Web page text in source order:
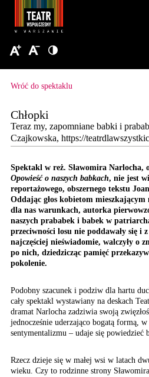
Wróć do spektaklu
Chłopki
Teraz my, zapomniane babki i
Czajkowska, https://
Spektakl w reż. Sławomira Narlocha,
Opowieść o naszych babkach, nie jest
reportażowego, obszernego tekstu
Oddając głos kobietom
dla nas warunkach, autorka
naszych prababek i babek w
przeciwności losu nie poddawały się i
najczęściej nieświadomie, walczyły o
po nich, dziedzicząc pamięć
pokolenie.
Podobny szacunek i podziw dla hartu
cały spektakl wystawiany na deskach
dramat Narlocha zadziwia swoją
jednocześnie uderzająco bogatą formą,
sentymentalizmu – udaje się powiedzieć
Rzecz dzieje się w małej wsi w latach
wieku. Czy to rodzinne strony